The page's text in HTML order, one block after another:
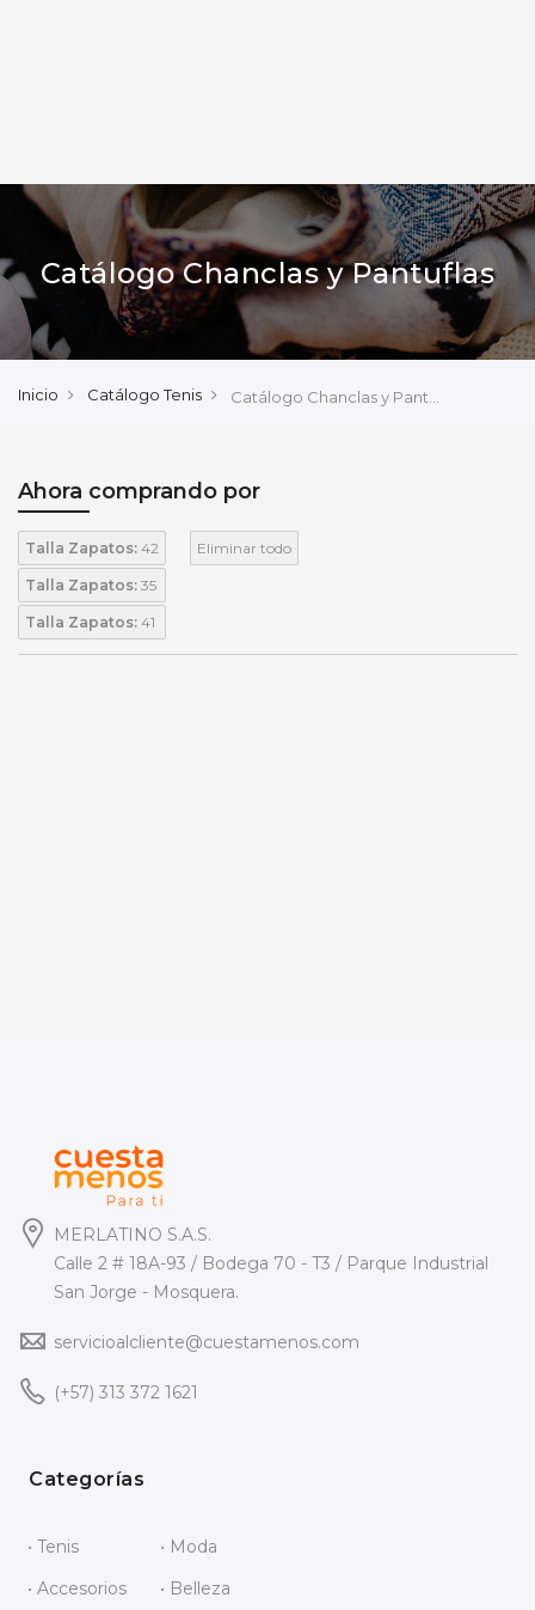
Catálogo Chanclas y Pantuflas
Inicio Catálogo Tenis
Ahora comprando por
Talla Zapatos: 42
Talla Zapatos: 35
Talla Zapatos: 41
Eliminar todo
MERLATINO S.A.S.
Calle 2 # 18A-93 / Bodega 70 - T3 / Parque Industrial
San Jorge - Mosquera.
servicioalcliente@cuestamenos.com
(+57) 313 372 1621
Categorías
• Tenis
• Moda
• Accesorios
• Belleza